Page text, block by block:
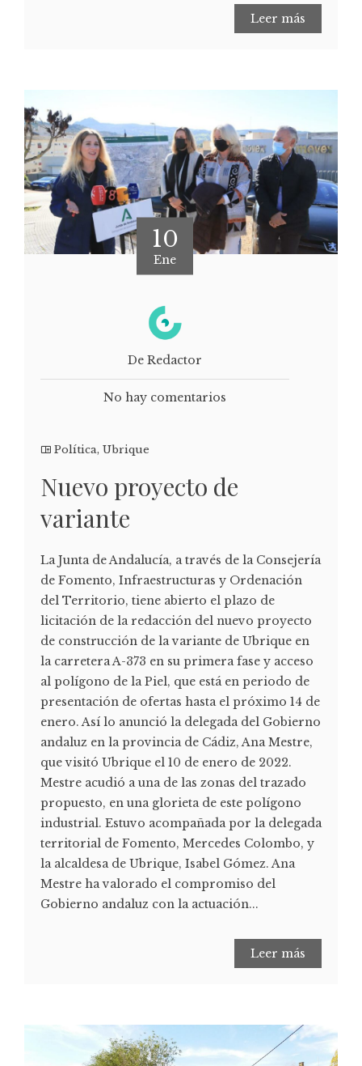
Leer más
10
Ene
De Redactor
No hay comentarios
Política, Ubrique
Nuevo proyecto de
variante
La Junta de Andalucía, a través de la Consejería
de Fomento, Infraestructuras y Ordenación
del Territorio, tiene abierto el plazo de
licitación de la redacción del nuevo proyecto
de construcción de la variante de Ubrique en
la carretera A-373 en su primera fase y acceso
al polígono de la Piel, que está en periodo de
presentación de ofertas hasta el próximo 14 de
enero. Así lo anunció la delegada del Gobierno
andaluz en la provincia de Cádiz, Ana Mestre,
que visitó Ubrique el 10 de enero de 2022.
Mestre acudió a una de las zonas del trazado
propuesto, en una glorieta de este polígono
industrial. Estuvo acompañada por la delegada
territorial de Fomento, Mercedes Colombo, y
la alcaldesa de Ubrique, Isabel Gómez. Ana
Mestre ha valorado el compromiso del
Gobierno andaluz con la actuación...
Leer más